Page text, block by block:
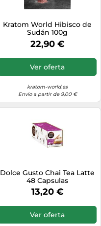
Kratom World Hibisco de
Sudán 100g
22,90 €
Ver oferta
kratom-world.es
Envío a partir de 9,00 €
Dolce Gusto Chai Tea Latte
48 Capsulas
13,20 €
Ver oferta